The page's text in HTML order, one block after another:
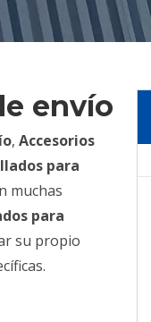
envío
, Accesorios
para
muchas
para
su propio